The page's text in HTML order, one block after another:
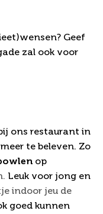
Geef
zal ook voor
ons restaurant in
te beleven. Zo
op
Leuk voor jong en
indoor jeu de
goed kunnen